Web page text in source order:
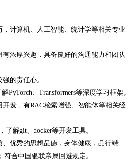
计算机、人工智能、统计学等相关专业
浓厚兴趣，具备良好的沟通能力和团队
的责任心。
、Transformers等深度学习框架。
发，有RAG检索增强、智能体等相关经
解git、docker等开发工具。
优秀的思想品德，身体健康，品行端
合中国银联亲属回避规定。